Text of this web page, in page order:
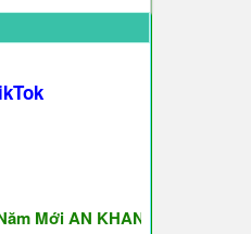
KHANG & THỊNH VƯỢNG ♥♥♥